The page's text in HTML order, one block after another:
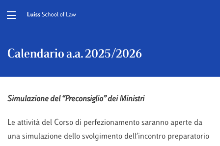
Calendario a.a. 2025/2026
Simulazione del “Preconsiglio” dei Ministri
Le attività del Corso di perfezionamento saranno aperte da
una simulazione dello svolgimento dell’incontro preparatorio